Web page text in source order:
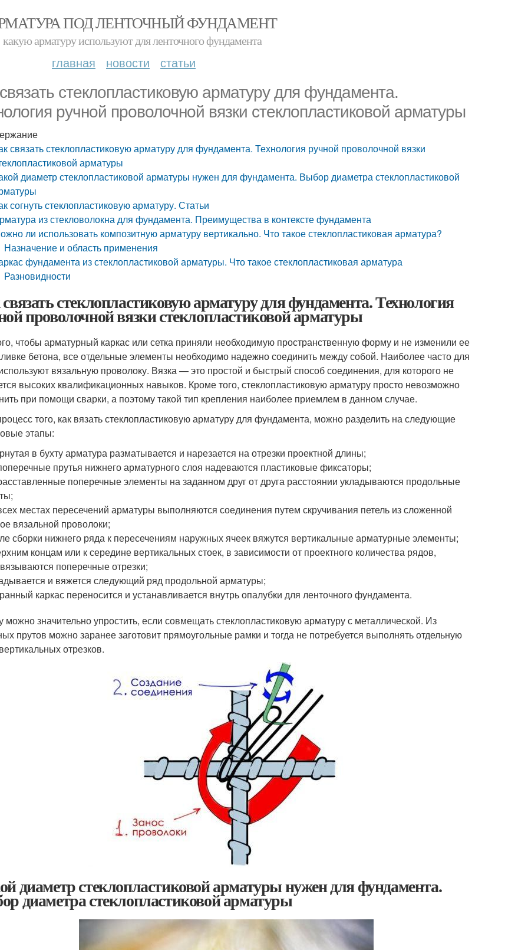
ПОД ЛЕНТОЧНЫЙ ФУНДАМЕНТ
какую арматуру используют для ленточного фундамента
главная новости статьи
стеклопластиковую арматуру для фундамента.
ручной проволочной вязки стеклопластиковой арматуры
связать стеклопластиковую арматуру для фундамента. Технология ручной проволочной вязки
арматуры
диаметр стеклопластиковой арматуры нужен для фундамента. Выбор диаметра стеклопластиковой
согнуть стеклопластиковую арматуру. Статьи
из стекловолокна для фундамента. Преимущества в контексте фундамента
ли использовать композитную арматуру вертикально. Что такое стеклопластиковая арматура?
Назначение и область применения
фундамента из стеклопластиковой арматуры. Что такое стеклопластиковая арматура
Разновидности
стеклопластиковую арматуру для фундамента. Технология
проволочной вязки стеклопластиковой арматуры
чтобы арматурный каркас или сетка приняли необходимую пространственную форму и не изменили ее
бетона, все отдельные элементы необходимо надежно соединить между собой. Наиболее часто для
вязальную проволоку. Вязка — это простой и быстрый способ соединения, для которого не
высоких квалификационных навыков. Кроме того, стеклопластиковую арматуру просто невозможно
при помощи сварки, а поэтому такой тип крепления наиболее приемлем в данном случае.
того, как вязать стеклопластиковую арматуру для фундамента, можно разделить на следующие
этапы:
в бухту арматура разматывается и нарезается на отрезки проектной длины;
прутья нижнего арматурного слоя надеваются пластиковые фиксаторы;
поперечные элементы на заданном друг от друга расстоянии укладываются продольные
местах пересечений арматуры выполняются соединения путем скручивания петель из сложенной
вязальной проволоки;
сборки нижнего ряда к пересечениям наружных ячеек вяжутся вертикальные арматурные элементы;
концам или к середине вертикальных стоек, в зависимости от проектного количества рядов,
поперечные отрезки;
и вяжется следующий ряд продольной арматуры;
каркас переносится и устанавливается внутрь опалубки для ленточного фундамента.
можно значительно упростить, если совмещать стеклопластиковую арматуру с металлической. Из
прутов можно заранее заготовит прямоугольные рамки и тогда не потребуется выполнять отдельную
отрезков.
диаметр стеклопластиковой арматуры нужен для фундамента.
диаметра стеклопластиковой арматуры